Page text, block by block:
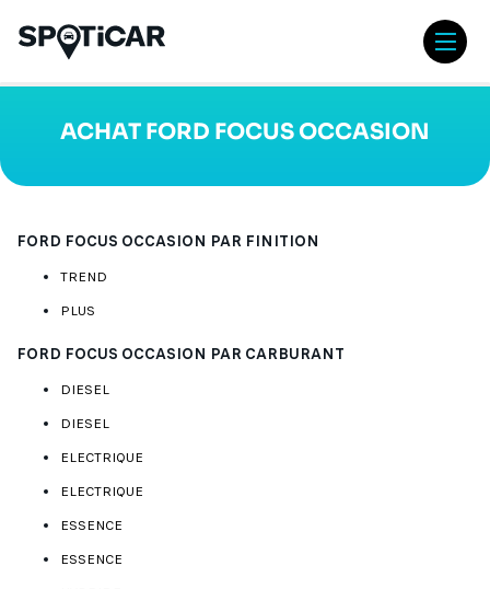
contenu
pied
page
/
ACHAT FORD FOCUS OCCASION
FORD FOCUS OCCASION PAR FINITION
TREND
PLUS
FORD FOCUS OCCASION PAR CARBURANT
DIESEL
DIESEL
ELECTRIQUE
ELECTRIQUE
ESSENCE
ESSENCE